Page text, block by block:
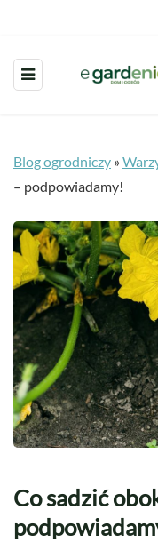
Blog ogrodniczy »
– podpowiadamy!
Co sadzić